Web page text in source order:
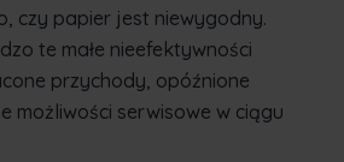
czy papier jest niewygodny.
te małe nieefektywności
przychody, opóźnione
możliwości serwisowe w ciągu